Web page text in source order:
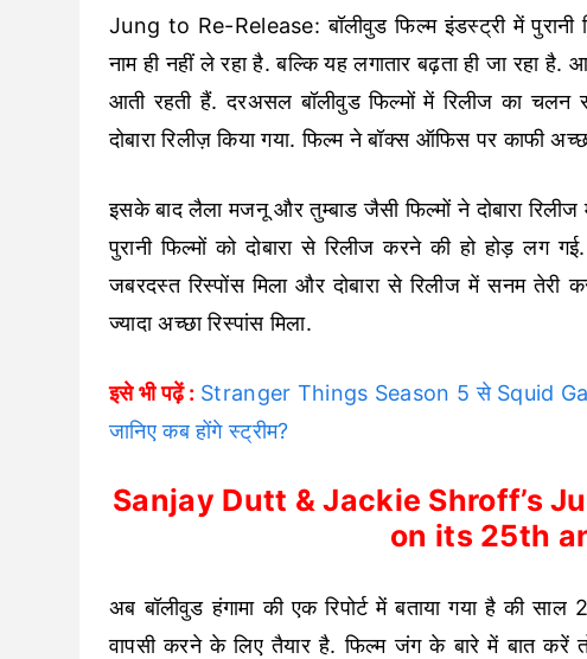
Jung to Re-Release: बॉलीवुड फिल्म इंडस्ट्री में पुरानी
नाम ही नहीं ले रहा है. बल्कि यह लगातार बढ़ता ही जा रहा
आती रहती हैं. दरअसल बॉलीवुड फिल्मों में रिलीज का
दोबारा रिलीज़ किया गया. फिल्म ने बॉक्स ऑफिस पर काफी
इसके बाद लैला मजनू और तुम्बाड जैसी फिल्मों ने दोबारा
पुरानी फिल्मों को दोबारा से रिलीज करने की हो होड़ लग
जबरदस्त रिस्पोंस मिला और दोबारा से रिलीज में सनम
ज्यादा अच्छा रिस्पांस मिला.
इसे भी पढ़ें : Stranger Things Season 5 से Squid
जानिए कब होंगे स्ट्रीम?
Sanjay Dutt & Jackie Shroff’s
on its 25th
अब बॉलीवुड हंगामा की एक रिपोर्ट में बताया गया है की
वापसी करने के लिए तैयार है. फिल्म जंग के बारे में बात करें